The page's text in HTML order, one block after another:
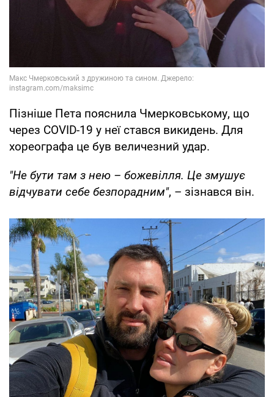
Пізніше Пета пояснила Чмерковському, що
через COVID-19 у неї стався викидень. Для
хореографа це був величезний удар.
"Не бути там з нею – божевілля. Це змушує
відчувати себе безпорадним", – зізнався він.